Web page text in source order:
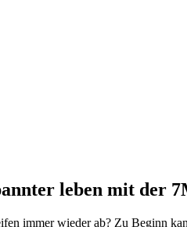
leben mit der
immer wieder ab? Zu Beginn